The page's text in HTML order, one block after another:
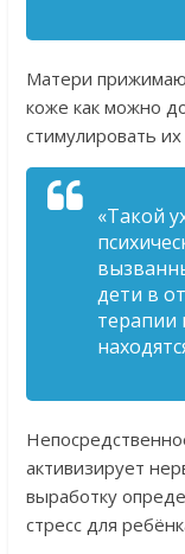
Матери
коже как можно
стимулировать
«Такой
дети в
активизирует
выработку
стресс для